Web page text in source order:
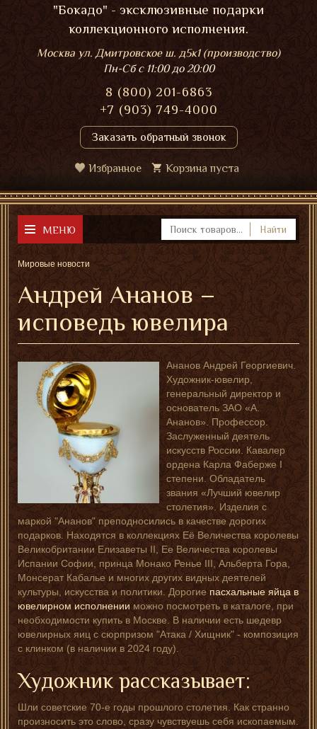
"Бокадо" - эксклюзивные подарки
коллекционного исполнения.
Москва ул. Дмитровское ш. д5к1 (производство)
Пн-Сбс 11:00 до 20:00
8 (800) 201-6863
+7 (903) 749-4000
Заказать обратный звонок
Избранное Корзина пуста
МЕНЮ Найти
Мировые новости
Андрей Ананов –
исповедь ювелира
Ананов Андрей Георгиевич.
Художник-ювелир,
генеральный директор и
основатель ЗАО «А.
Ананов». Профессор.
Заслуженный деятель
искусств России. Кавалер
ордена Карла Фаберже I
степени. Обладатель
звания «Лучший ювелир
столетия». Изделия с
маркой "Ананов" преподносились в качестве дорогих
подарков. Находятся в коллекциях Её Величества королевы
Великобритании Елизаветы II, Ее Величества королевы
Испании Софии, принца Монако Ренье III, Альберта Гора,
Монсерат Кабалье и многих других видных деятелей
культуры, искусства и политики. Дорогиепасхальные яйца в
ювелирном исполненииможно посмотреть в каталоге, при
необходимости купить в Москве. В наличии есть шедевр
ювелирных яиц с сюрпризом "Атака / Хищник" - композиция
с клинком (в наличии в 2024 году).
Художник рассказывает:
Шли советские 70-е годы прошлого столетия. Как странно
произносить это слово, сразу чувствуешь себя ископаемым.